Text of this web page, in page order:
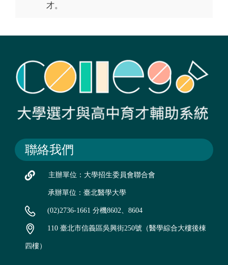
才。
聯絡我們
主辦單位：大學招生委員會聯合會
承辦單位：臺北醫學大學
(02)2736-1661 分機8602、8604
110 臺北市信義區吳興街250號（醫學綜合大樓後棟
四樓）